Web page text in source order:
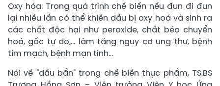
Oxy hóa: Trong quá trình chế biến nếu đun đi đun
lại nhiều lần có thể khiến dầu bị oxy hoá và sinh ra
các chất độc hại như peroxide, chất béo chuyển
hoá, gốc tự do,... làm tăng nguy cơ ung thư, bệnh
tim mạch, bệnh mạn tính...
Nói về "dầu bẩn" trong chế biến thực phẩm, TS.BS